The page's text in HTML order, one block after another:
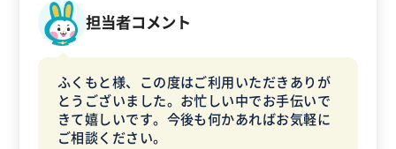
担当者コメント
ふくもと様、この度はご利用いただきありが
とうございました。お忙しい中でお手伝いで
きて嬉しいです。今後も何かあればお気軽に
ご相談ください。